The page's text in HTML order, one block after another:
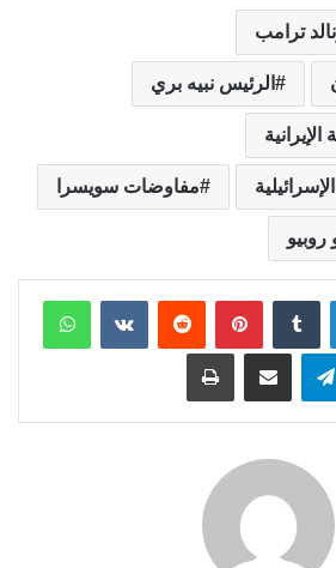
ترامب
الرئيس نبيه بري
مفاوضات سويسرا
روبيو
لينكدإن بينتيريست
تيلقرام مشاركة عبر البريد طباعة